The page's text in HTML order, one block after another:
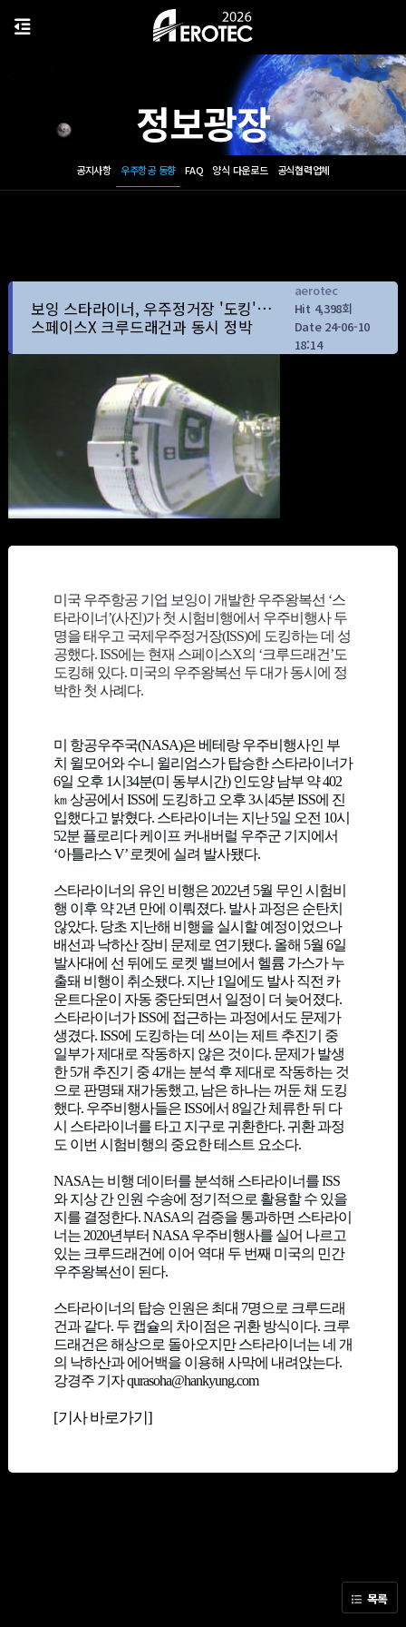
정보광장
공지사항 우주항공 동향 FAQ 양식 다운로드 공식협력업체
보잉 스타라이너, 우주정거장 '도킹'…
스페이스X 크루드래건과 동시 정박
aerotec
Hit 4,398회
Date 24-06-10
18:14
미국 우주항공 기업 보잉이 개발한 우주왕복선 ‘스
타라이너’(사진)가 첫 시험비행에서 우주비행사 두
명을 태우고 국제우주정거장(ISS)에 도킹하는 데 성
공했다. ISS에는 현재 스페이스X의 ‘크루드래건’도
도킹해 있다. 미국의 우주왕복선 두 대가 동시에 정
박한 첫 사례다.
미 항공우주국(NASA)은 베테랑 우주비행사인 부
치 윌모어와 수니 윌리엄스가 탑승한 스타라이너가
6일 오후 1시34분(미 동부시간) 인도양 남부 약 402
㎞ 상공에서 ISS에 도킹하고 오후 3시45분 ISS에 진
입했다고 밝혔다. 스타라이너는 지난 5일 오전 10시
52분 플로리다 케이프 커내버럴 우주군 기지에서
‘아틀라스 V’ 로켓에 실려 발사됐다.
스타라이너의 유인 비행은 2022년 5월 무인 시험비
행 이후 약 2년 만에 이뤄졌다. 발사 과정은 순탄치
않았다. 당초 지난해 비행을 실시할 예정이었으나
배선과 낙하산 장비 문제로 연기됐다. 올해 5월 6일
발사대에 선 뒤에도 로켓 밸브에서 헬륨 가스가 누
출돼 비행이 취소됐다. 지난 1일에도 발사 직전 카
운트다운이 자동 중단되면서 일정이 더 늦어졌다.
스타라이너가 ISS에 접근하는 과정에서도 문제가
생겼다. ISS에 도킹하는 데 쓰이는 제트 추진기 중
일부가 제대로 작동하지 않은 것이다. 문제가 발생
한 5개 추진기 중 4개는 분석 후 제대로 작동하는 것
으로 판명돼 재가동했고, 남은 하나는 꺼둔 채 도킹
했다. 우주비행사들은 ISS에서 8일간 체류한 뒤 다
시 스타라이너를 타고 지구로 귀환한다. 귀환 과정
도 이번 시험비행의 중요한 테스트 요소다.
NASA는 비행 데이터를 분석해 스타라이너를 ISS
와 지상 간 인원 수송에 정기적으로 활용할 수 있을
지를 결정한다. NASA의 검증을 통과하면 스타라이
너는 2020년부터 NASA 우주비행사를 실어 나르고
있는 크루드래건에 이어 역대 두 번째 미국의 민간
우주왕복선이 된다.
스타라이너의 탑승 인원은 최대 7명으로 크루드래
건과 같다. 두 캡슐의 차이점은 귀환 방식이다. 크루
드래건은 해상으로 돌아오지만 스타라이너는 네 개
의 낙하산과 에어백을 이용해 사막에 내려앉는다.
강경주 기자 qurasoha@hankyung.com
[기사 바로가기]
목록